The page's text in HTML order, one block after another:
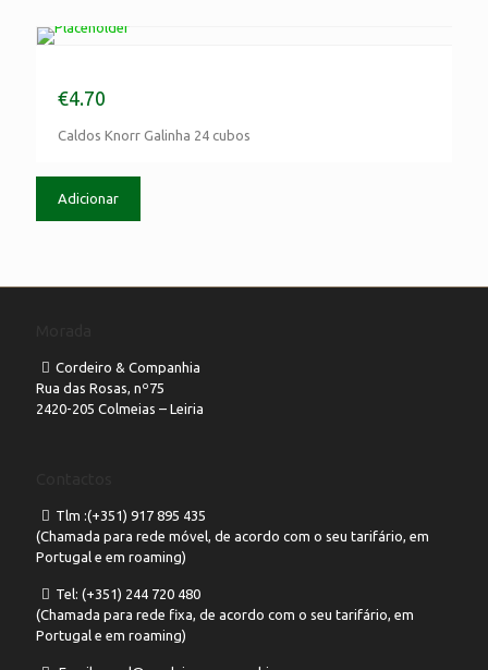
€4.70
Caldos Knorr Galinha 24 cubos
Adicionar
Cordeiro & Companhia
Rua das Rosas, nº75
2420-205 Colmeias – Leiria
Tlm :(+351) 917 895 435
(Chamada para rede móvel, de acordo com o seu tarifário, em
Portugal e em roaming)
Tel: (+351) 244 720 480
(Chamada para rede fixa, de acordo com o seu tarifário, em
Portugal e em roaming)